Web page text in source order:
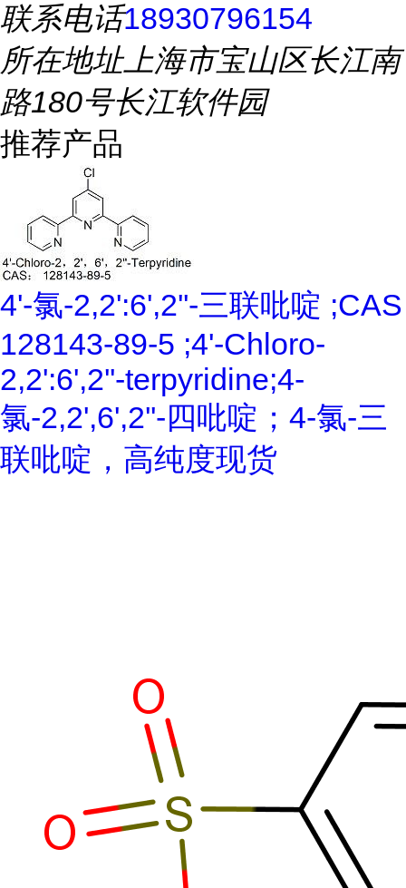
联系电话18930796154
所在地址上海市宝山区长江南
路180号长江软件园
推荐产品
4'-氯-2,2':6',2''-三联吡啶 ;CAS
128143-89-5 ;4'-Chloro-
2,2':6',2''-terpyridine;4-
氯-2,2',6',2''-四吡啶；4-氯-三
联吡啶，高纯度现货